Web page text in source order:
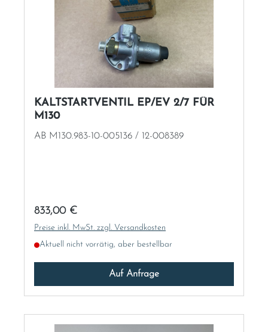
KALTSTARTVENTIL EP/EV 2/7 FÜR
M130
AB M130.983-10-005136 / 12-008389
Regulärer Preis:
833,00 €
Preise inkl. MwSt. zzgl. Versandkosten
Aktuell nicht vorrätig, aber bestellbar
Auf Anfrage